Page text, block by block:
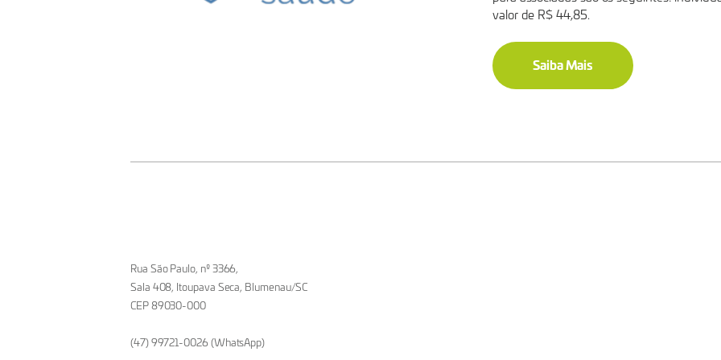
valor de R$ 44,85.
Saiba Mais
Rua São Paulo, nº 3366,
Sala 408, Itoupava Seca, Blumenau/SC
CEP 89030-000
(47) 99721-0026 (WhatsApp)